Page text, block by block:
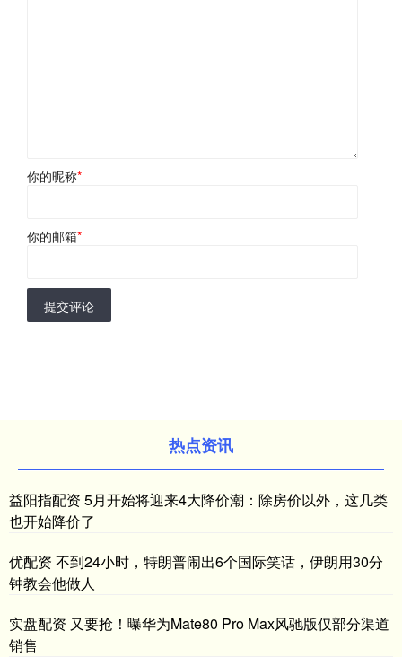
你的昵称*
你的邮箱*
提交评论
热点资讯
益阳指配资 5月开始将迎来4大降价潮：除房价以外，这几类
也开始降价了
优配资 不到24小时，特朗普闹出6个国际笑话，伊朗用30分
钟教会他做人
实盘配资 又要抢！曝华为Mate80 Pro Max风驰版仅部分渠道
销售